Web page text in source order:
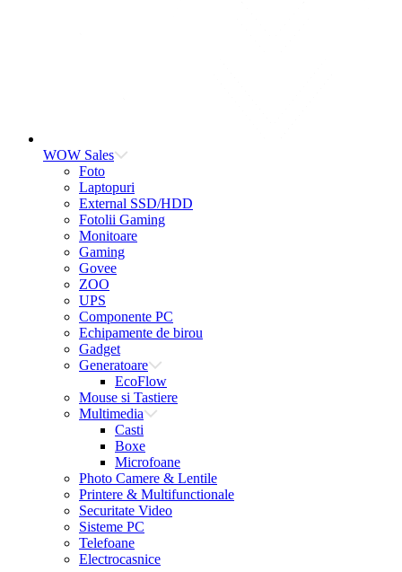
WOW Sales
Foto
Laptopuri
External SSD/HDD
Fotolii Gaming
Monitoare
Gaming
Govee
ZOO
UPS
Componente PC
Echipamente de birou
Gadget
Generatoare
EcoFlow
Mouse si Tastiere
Multimedia
Casti
Boxe
Microfoane
Photo Camere & Lentile
Printere & Multifunctionale
Securitate Video
Sisteme PC
Telefoane
Electrocasnice